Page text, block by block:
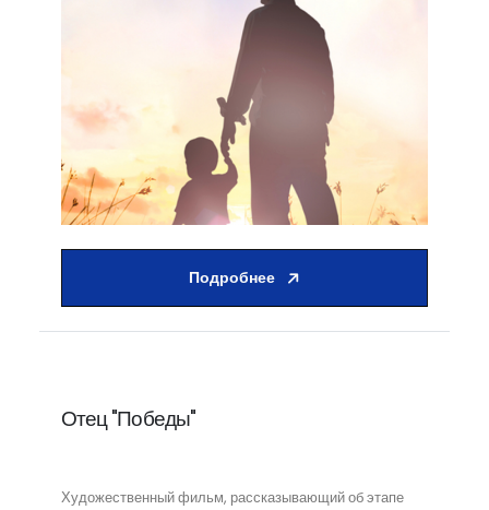
Подробнее
Отец "Победы"
Художественный фильм, рассказывающий об этапе